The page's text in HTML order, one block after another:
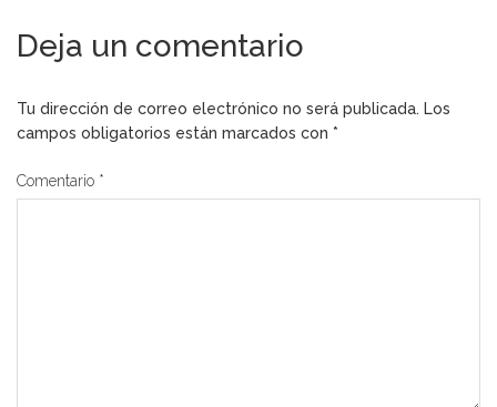
Deja un comentario
Tu dirección de correo electrónico no será publicada. Los
campos obligatorios están marcados con *
Comentario *